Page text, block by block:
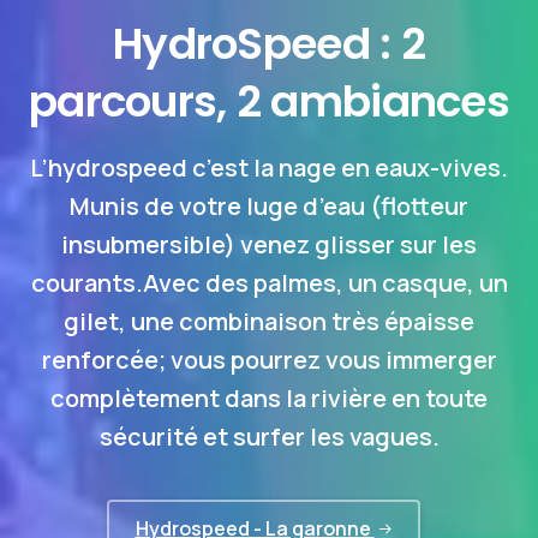
HydroSpeed : 2
parcours, 2ambiances
L’hydrospeed c’est la nage en eaux-vives.
Munis de votre luge d’eau (flotteur
insubmersible) venez glisser sur les
courants.Avec des palmes, un casque, un
gilet, une combinaison très épaisse
renforcée; vous pourrez vous immerger
complètement dans la rivière en toute
sécurité et surfer les vagues.
Hydrospeed - La garonne